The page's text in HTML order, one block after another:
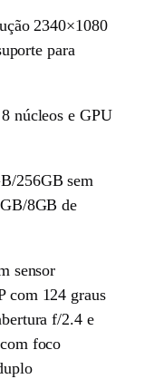
2340×1080
para
núcleos e GPU
256GB sem
8GB de
sensor
com 124 graus
f/2.4 e
foco